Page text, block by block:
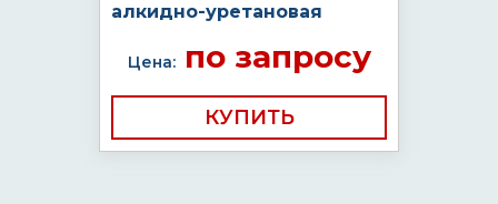
алкидно-уретановая
Цена:по запросу
КУПИТЬ